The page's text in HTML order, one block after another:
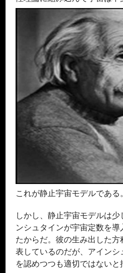
これが静止宇宙モデルである
しかし、静止宇宙モデルは
ンシュタインが宇宙定数を
たからだ。彼の生み出した
表しているのだが、アイン
を認めつつも適切ではないと